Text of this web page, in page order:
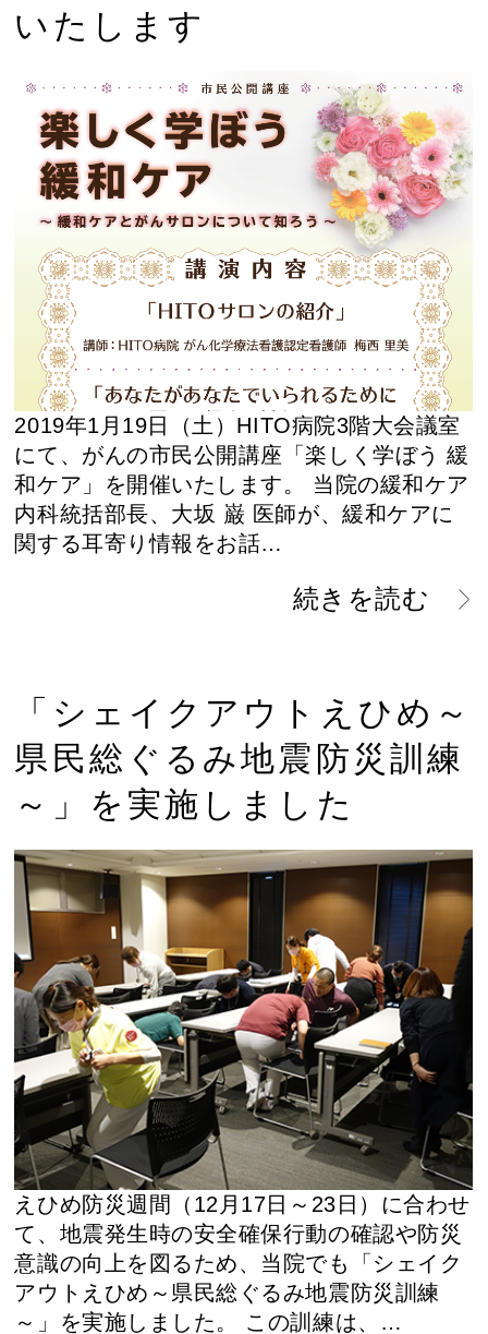
いたします
2019年1月19日（土）HITO病院3階大会議室
にて、がんの市民公開講座「楽しく学ぼう 緩
和ケア」を開催いたします。 当院の緩和ケア
内科統括部長、大坂 巌 医師が、緩和ケアに
関する耳寄り情報をお話…
続きを読む
「シェイクアウトえひめ～
県民総ぐるみ地震防災訓練
～」を実施しました
えひめ防災週間（12月17日～23日）に合わせ
て、地震発生時の安全確保行動の確認や防災
意識の向上を図るため、当院でも「シェイク
アウトえひめ～県民総ぐるみ地震防災訓練
～」を実施しました。 この訓練は、…